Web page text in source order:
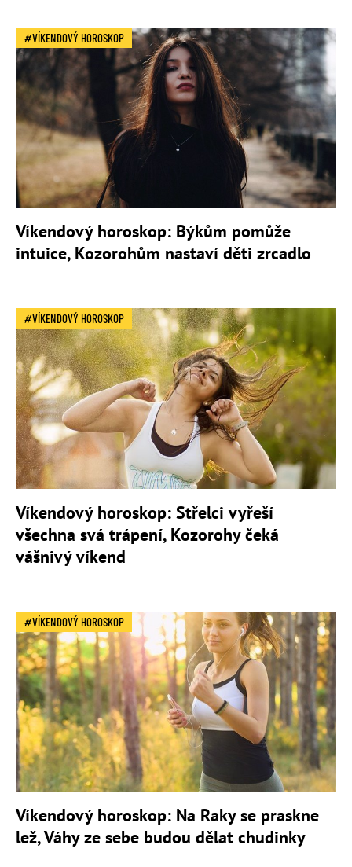
VÍKENDOVÝ HOROSKOP
Víkendový horoskop: Býkům pomůže
intuice, Kozorohům nastaví děti zrcadlo
VÍKENDOVÝ HOROSKOP
Víkendový horoskop: Střelci vyřeší
všechna svá trápení, Kozorohy čeká
vášnivý víkend
VÍKENDOVÝ HOROSKOP
Víkendový horoskop: Na Raky se praskne
lež, Váhy ze sebe budou dělat chudinky